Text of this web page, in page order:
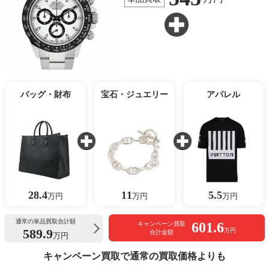
バッグ・財布
28.4万円
宝石・ジュエリー
11 万円
アパレル
5.5万円
通常の単品買取合計額
589.9万円
キャンペーン買取
合計金額
601.6万円
キャンペーン買取で通常の買取価格よりも